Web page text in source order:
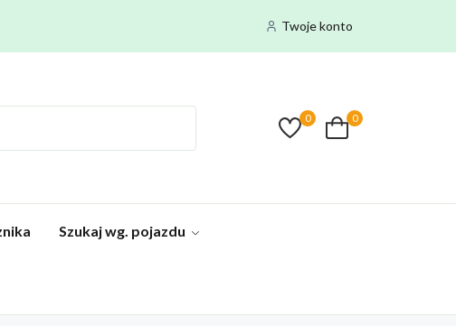
Twoje konto
0 0
Szukaj wg. pojazdu